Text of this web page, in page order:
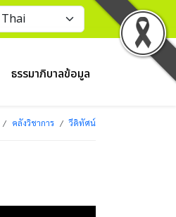
ธรรมาภิบาลข้อมูล
คลังวิชาการ วีดิทัศน์